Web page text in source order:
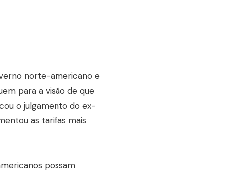
norte-americano e
para a visão de que
o julgamento do ex-
as tarifas mais
possam